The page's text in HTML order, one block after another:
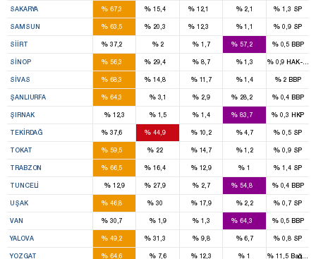
SAKARYA %67,3 % 15,4 %12,1 %2,1 % 1,3 SP
SAMSUN %63,5 % 20,3 %12,3 %1,1 % 0,9 SP
SIIRT %37,2 %2 % 1,7 % 57,2 %0,5BBP
SINOP %56,3 % 29,4 % 8,7 %1,3 %0,9HAK-PAR
SIVAS %68,3 % 14,8 %11,7 %1,4 %2BBP
ŞANLIURFA %64,3 %3,1 % 2,9 % 28,2 %0,4BBP
ŞIRNAK %12,3 %1,5 % 1,4 % 83,7 % 0,3 HKP
TEKIRDAĞ %37,6 % 44,9 %10,2 %4,7 % 0,5 SP
TOKAT %59,5 % 22 %14,7 %1,2 % 0,9 SP
TRABZON %66,5 % 16,4 %12,9 % 1 % 1,4 SP
TUNCELI %12,9 % 27,9 % 2,7 % 54,8 %0,4BBP
UŞAK %46,8 % 30 %17,9 %2,2 % 0,7 SP
VAN %30,7 %1,9 % 1,3 % 64,3 %0,5BBP
YALOVA %49,2 % 31,3 % 9,8 %6,7 % 0,8 SP
YOZGAT %64,6 %7,6 %12,3 % 1 % 11,5